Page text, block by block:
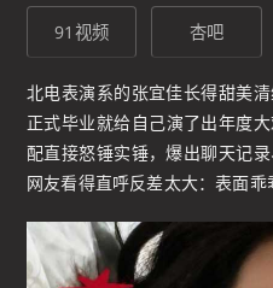
91视频 杏吧
北电表演系的张宜佳长得甜美
正式毕业就给自己演了出年度
配直接怒锤实锤，爆出聊天记
网友看得直呼反差太大：表面乖